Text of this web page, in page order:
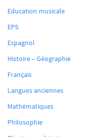
Education musicale
EPS
Espagnol
Histoire – Géographie
Français
Langues anciennes
Mathématiques
Philosophie